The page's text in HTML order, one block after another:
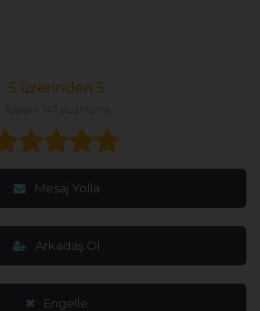
5 üzerinden 5
Toplam 147 puanlama
Mesaj Yolla
Arkadaş Ol
Engelle